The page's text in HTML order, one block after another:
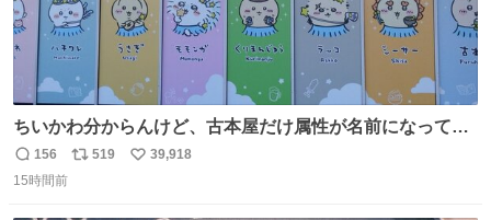
ちいかわ分からんけど、古本屋だけ属性が名前になってる
のはどういうこと？
返
信
156
リ
519
い
39,918
15時間前